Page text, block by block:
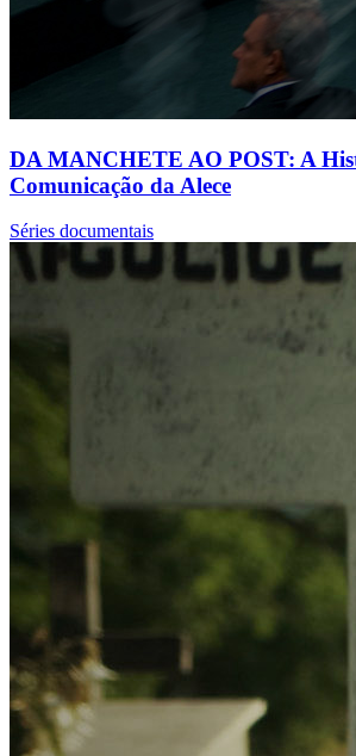
DA MANCHETE AO POST: A
Comunicação da Alece
Séries documentais